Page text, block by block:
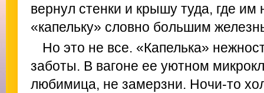
вернул стенки и крышу туда, где
«капельку» словно большим
Но это не все. «Капелька»
заботы. В вагоне ее уютном
любимица, не замерзни. Ночи-то